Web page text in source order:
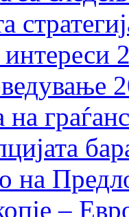
на
–